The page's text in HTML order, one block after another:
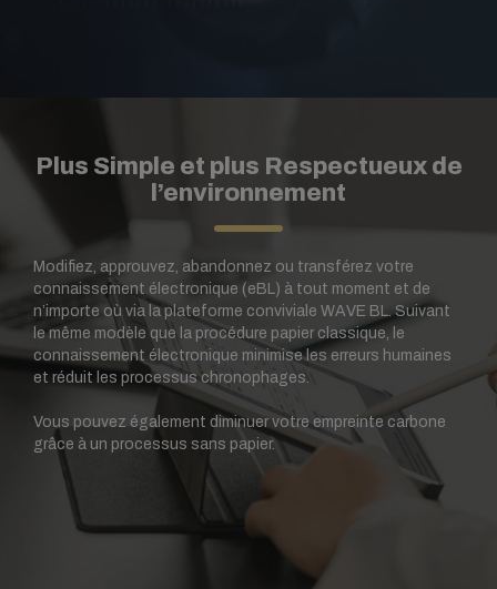
Plus Simple et plus Respectueux de
l’environnement
Modifiez, approuvez, abandonnez ou transférez votre
connaissement électronique (eBL) à tout moment et de
n’importe où via la plateforme conviviale WAVE BL. Suivant
le même modèle que la procédure papier classique, le
connaissement électronique minimise les erreurs humaines
et réduit les processus chronophages.
Vous pouvez également diminuer votre empreinte carbone
grâce à un processus sans papier.